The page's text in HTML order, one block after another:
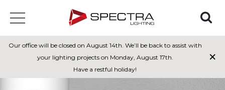
Our office will be closed on August 14th. We’ll be back to assist with
your lighting projects on Monday, August 17th.
Have a restful holiday!
×